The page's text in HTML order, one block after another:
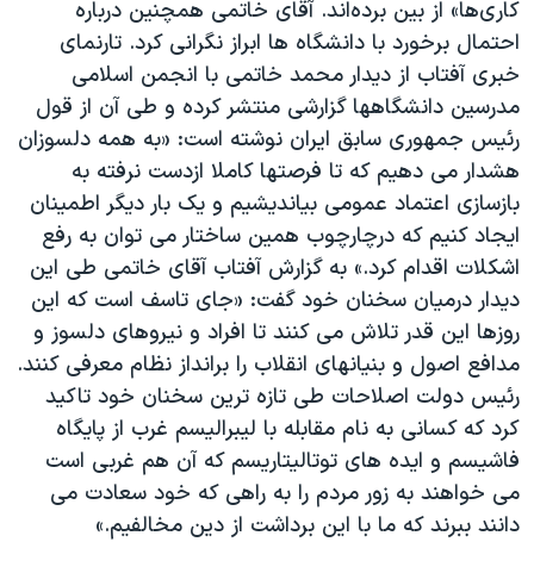
كارى‌ها» از بين برده‌اند. آقای خاتمی همچنين درباره
احتمال برخورد با دانشگاه ها ابراز نگرانی کرد. تارنمای
خبری آفتاب از ديدار محمد خاتمی با انجمن اسلامی
مدرسين دانشگاهها گزارشی منتشر کرده و طی آن از قول
رئيس جمهوری سابق ايران نوشته است: «به همه دلسوزان
هشدار می دهيم که تا فرصتها کاملا ازدست نرفته به
بازسازی اعتماد عمومی بيانديشيم و يک بار ديگر اطمينان
ايجاد کنيم که درچارچوب همين ساختار می توان به رفع
اشکلات اقدام کرد.» به گزارش آفتاب آقای خاتمی طی اين
ديدار درميان سخنان خود گفت: «جای تاسف است که اين
روزها اين قدر تلاش می کنند تا افراد و نيروهای دلسوز و
مدافع اصول و بنيانهای انقلاب را برانداز نظام معرفی کنند.
رئيس دولت اصلاحات طی تازه ترين سخنان خود تاکيد
کرد که کسانی به نام مقابله با ليبراليسم غرب از پايگاه
فاشيسم و ايده های توتاليتاريسم که آن هم غربی است
می خواهند به زور مردم را به راهی که خود سعادت می
دانند ببرند که ما با اين برداشت از دين مخالفيم.»